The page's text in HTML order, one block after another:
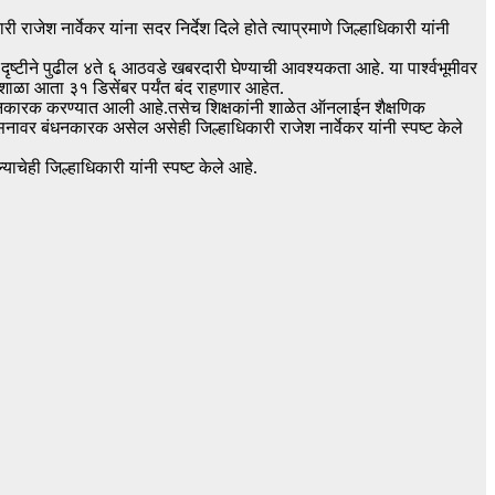
नार्वेकर यांना सदर निर्देश दिले होते त्याप्रमाणे जिल्हाधिकारी यांनी
दृष्टीने पुढील ४ते ६ आठवडे खबरदारी घेण्याची आवश्यकता आहे. या पार्श्वभूमीवर
आता ३१ डिसेंबर पर्यंत बंद राहणार आहेत.
करण्यात आली आहे.तसेच शिक्षकांनी शाळेत ऑनलाईन शैक्षणिक
बंधनकारक असेल असेही जिल्हाधिकारी राजेश नार्वेकर यांनी स्पष्ट केले
जिल्हाधिकारी यांनी स्पष्ट केले आहे.